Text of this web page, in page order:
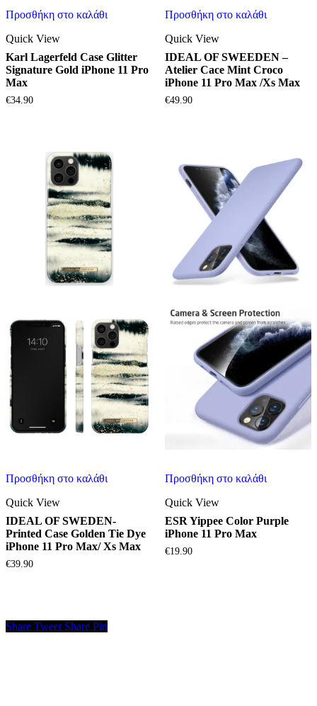
Προσθήκη στο καλάθι
Quick View
Karl Lagerfeld Case Glitter
Signature Gold iPhone 11 Pro
Max
€34.90
Προσθήκη στο καλάθι
Quick View
IDEAL OF SWEEDEN –
Atelier Cace Mint Croco
iPhone 11 Pro Max /Xs Max
€49.90
Προσθήκη στο καλάθι
Quick View
IDEAL OF SWEDEN-
Printed Case Golden Tie Dye
iPhone 11 Pro Max/ Xs Max
€39.90
Προσθήκη στο καλάθι
Quick View
ESR Yippee Color Purple
iPhone 11 Pro Max
€19.90
Share Tweet Share Pin